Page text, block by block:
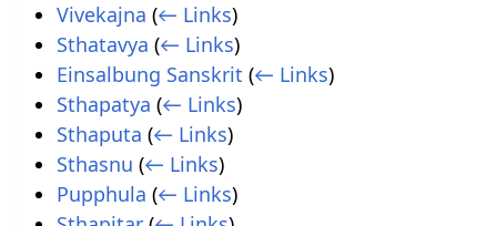
Vivekajna (← Links)
Sthatavya (← Links)
Einsalbung Sanskrit (← Links)
Sthapatya (← Links)
Sthaputa (← Links)
Sthasnu (← Links)
Pupphula (← Links)